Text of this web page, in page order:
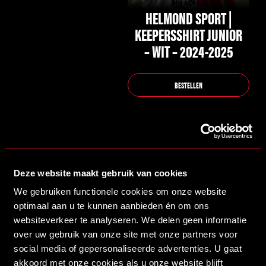
Deze website maakt gebruik van cookies
We gebruiken functionele cookies om onze website
optimaal aan u te kunnen aanbieden én om ons
websiteverkeer te analyseren. We delen geen informatie
over uw gebruik van onze site met onze partners voor
social media of gepersonaliseerde advertenties. U gaat
akkoord met onze cookies als u onze website blijft
HELMOND SPORT |
KEEPERSSHIRT JUNIOR
– WIT – 2024-2025
BESTELLEN
gekozen
worden
op